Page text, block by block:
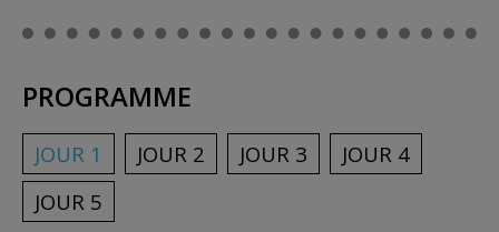
PROGRAMME
JOUR 1 JOUR 2 JOUR 3
JOUR 4
JOUR 5